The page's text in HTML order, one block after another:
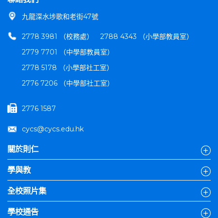
九龍深水埗歌和老街47號
2778 3981 （校務處）
2788 4343 （小學部教員室）
2779 7701 （中學部教員室）
2778 5178 （小學部社工室）
2776 7206 （中學部社工室）
2776 1587
cycs@cycs.edu.hk
關於則仁
學與教
全校照片集
學校通告